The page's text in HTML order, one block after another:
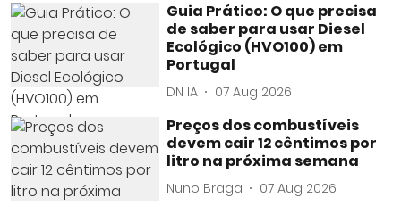
Guia Prático: O que precisa
de saber para usar Diesel
Ecológico (HVO100) em
Portugal
DN IA 07 Aug 2026
Preços dos combustíveis
devem cair 12 cêntimos por
litro na próxima semana
Nuno Braga 07 Aug 2026